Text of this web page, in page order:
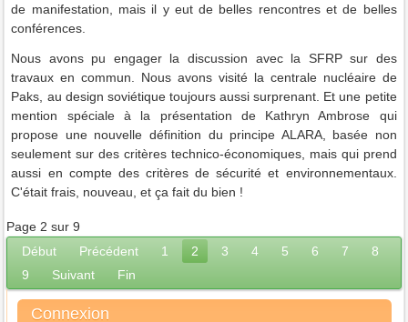
de manifestation, mais il y eut de belles rencontres et de belles
conférences.
Nous avons pu engager la discussion avec la SFRP sur des
travaux en commun. Nous avons visité la centrale nucléaire de
Paks, au design soviétique toujours aussi surprenant. Et une petite
mention spéciale à la présentation de Kathryn Ambrose qui
propose une nouvelle définition du principe ALARA, basée non
seulement sur des critères technico-économiques, mais qui prend
aussi en compte des critères de sécurité et environnementaux.
C'était frais, nouveau, et ça fait du bien !
Page 2 sur 9
Début
Précédent 1 2 3 4 5 6 7
8
9
Suivant Fin
Connexion